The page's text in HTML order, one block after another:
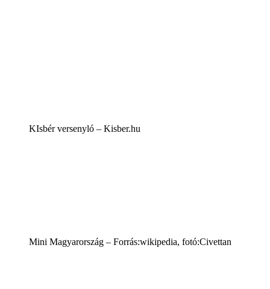
KIsbér versenyló – Kisber.hu
Mini Magyarország – Forrás:wikipedia, fotó:Civettan